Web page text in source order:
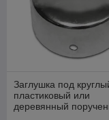
Заглушка под
пластиковый или
деревянный